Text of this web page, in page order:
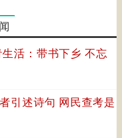
活：带书下乡 不忘
引述诗句 网民查考是